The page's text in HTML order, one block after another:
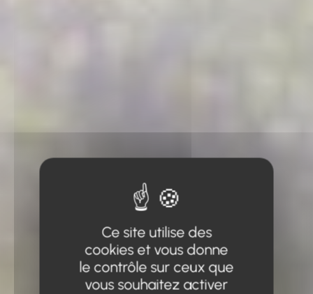
Ce site utilise des
cookies et vous donne
le contrôle sur ceux que
vous souhaitez activer